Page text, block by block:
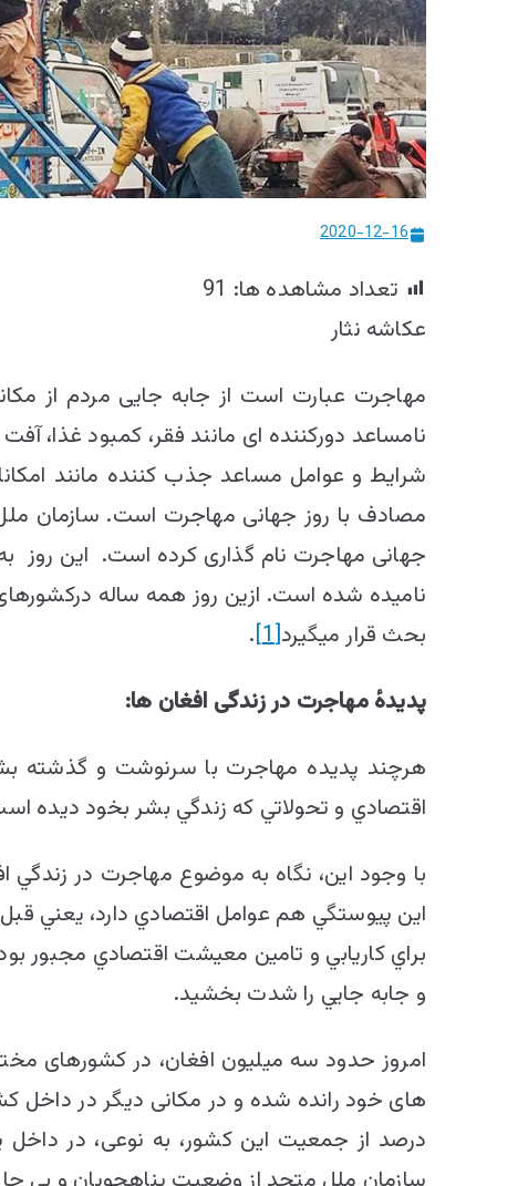
2020-12-16
تعداد مشاهده ها: 91
عکاشه نثار
مهاجرت عبارت است از جابه جایی مردم از
نامساعد دورکننده ای مانند فقر، کمبود غذا،
جهانی مهاجرت نام گذاری کرده است. این روز به
نامیده شده است. ازین روز همه ساله
بحث قرار میگیرد[1]
.
پدیدهٔ مهاجرت در زندگی افغان ها:
هرچند پديده مهاجرت با سرنوشت و گذشته
اقتصادي و تحولاتي که زندگي بشر بخود ديده
با وجود اين، نگاه به موضوع مهاجرت در
اين پيوستگي هم عوامل اقتصادي دارد، يعني
براي کاريابي و تامين معيشت اقتصادي مجبور
و جابه جايي را شدت بخشيد.
امروز حدود سه میلیون افغان، در کشورهای
درصد از جمعیت این کشور، به نوعی، در داخل